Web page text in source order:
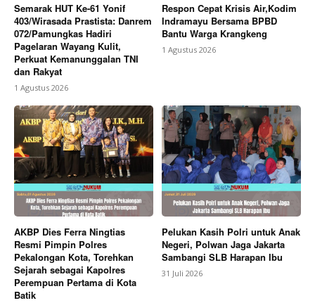
Semarak HUT Ke-61 Yonif
403/Wirasada Prastista: Danrem
072/Pamungkas Hadiri
Pagelaran Wayang Kulit,
Perkuat Kemanunggalan TNI
dan Rakyat
1 Agustus 2026
Respon Cepat Krisis Air,Kodim
Indramayu Bersama BPBD
Bantu Warga Krangkeng
1 Agustus 2026
AKBP Dies Ferra Ningtias
Resmi Pimpin Polres
Pekalongan Kota, Torehkan
Sejarah sebagai Kapolres
Perempuan Pertama di Kota
Batik
Pelukan Kasih Polri untuk Anak
Negeri, Polwan Jaga Jakarta
Sambangi SLB Harapan Ibu
31 Juli 2026